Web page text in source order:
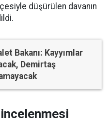
düşürülen davanın
Bakanı: Kayyımlar
Demirtaş